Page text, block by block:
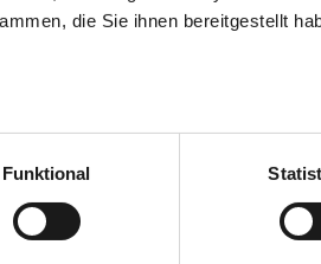
die Sie ihnen bereitgestellt
KG
Funktional